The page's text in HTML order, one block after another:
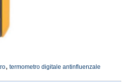
, termometro digitale antinfluenzale